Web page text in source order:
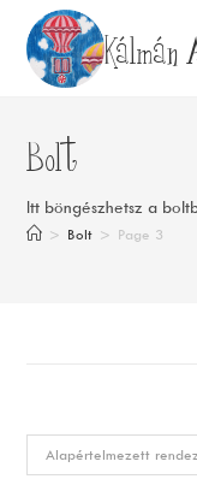
content
Kálmán
Bolt
Itt böngészhetsz a
> Bolt > Page 3
Alapértelmezett